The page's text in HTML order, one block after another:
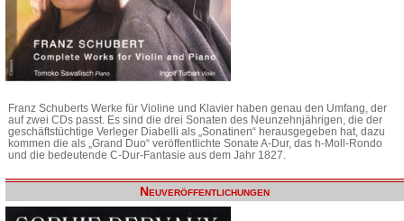
Franz Schuberts Werke für Violine und Klavier haben genau den Umfang, der
auf zwei CDs passt. Es sind die drei Sonaten des Neunzehnjährigen, die der
geschäftstüchtige Verleger Diabelli als „Sonatinen“ herausgegeben hat, dazu
kommen die als „Grand Duo“ veröffentlichte Sonate A-Dur, das h-Moll-Rondo
und die bedeutende C-Dur-Fantasie aus dem Jahr 1827.
Neuveröffentlichungen